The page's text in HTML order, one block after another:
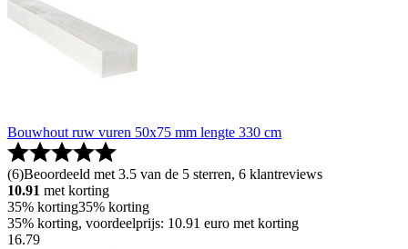
Bouwhout ruw vuren 50x75 mm lengte 330 cm
(6)Beoordeeld met 3.5 van de 5 sterren, 6 klantreviews
10.91 met korting
35% korting35% korting
35% korting, voordeelprijs: 10.91 euro met korting
16.79